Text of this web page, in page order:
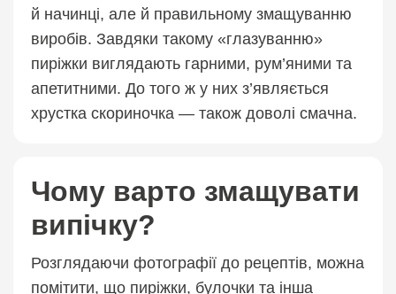
й начинці, але й правильному змащуванню
виробів. Завдяки такому «глазуванню»
пиріжки виглядають гарними, рум’яними та
апетитними. До того ж у них з’являється
хрустка скориночка — також доволі смачна.
Чому варто змащувати
випічку?
Розглядаючи фотографії до рецептів, можна
помітити, що пиріжки, булочки та інша